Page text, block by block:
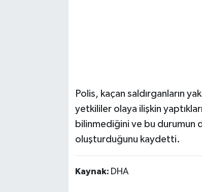
Polis, kaçan saldırganların
yetkililer olaya ilişkin
bilinmediğini ve bu durumun
oluşturduğunu kaydetti.
Kaynak: DHA